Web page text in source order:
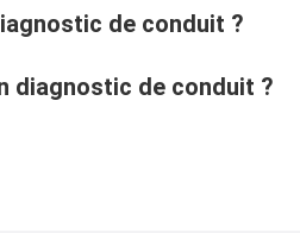
de conduit ?
diagnostic de conduit ?